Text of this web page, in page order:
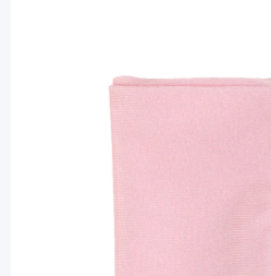
bre.parat Armbinde
für Sensor / 2 Stück